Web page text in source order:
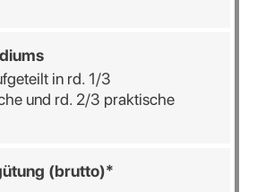
in rd. 1/3
und rd. 2/3 praktische
(brutto)*